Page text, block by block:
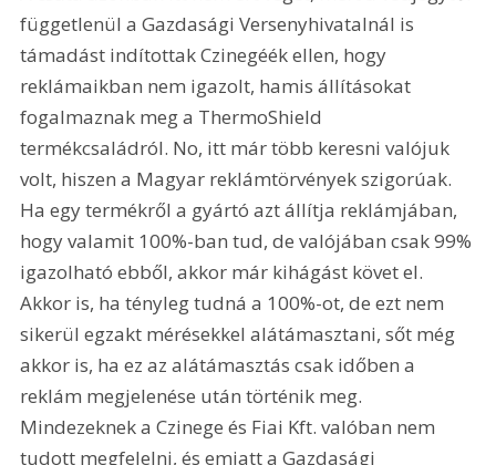
függetlenül a Gazdasági Versenyhivatalnál is
támadást indítottak Czinegéék ellen, hogy
reklámaikban nem igazolt, hamis állításokat
fogalmaznak meg a ThermoShield
termékcsaládról. No, itt már több keresni valójuk
volt, hiszen a Magyar reklámtörvények szigorúak.
Ha egy termékről a gyártó azt állítja reklámjában,
hogy valamit 100%-ban tud, de valójában csak 99%
igazolható ebből, akkor már kihágást követ el.
Akkor is, ha tényleg tudná a 100%-ot, de ezt nem
sikerül egzakt mérésekkel alátámasztani, sőt még
akkor is, ha ez az alátámasztás csak időben a
reklám megjelenése után történik meg.
Mindezeknek a Czinege és Fiai Kft. valóban nem
tudott megfelelni, és emiatt a Gazdasági